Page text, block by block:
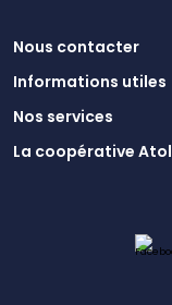
Nous contacter
Informations utiles
Nos services
La coopérative Atol